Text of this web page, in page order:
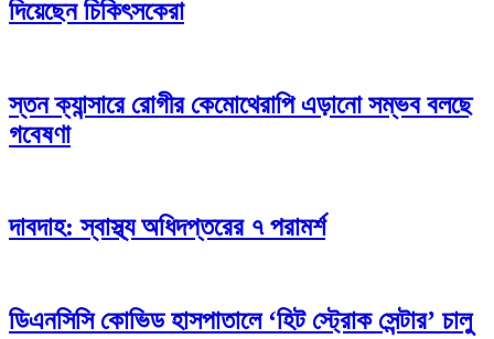
দিয়েছেন চিকিৎসকেরা
স্তন ক্যান্সারে রোগীর কেমোথেরাপি এড়ানো সম্ভব বলছে
গবেষণা
দাবদাহ: স্বাস্থ্য অধিদপ্তরের ৭ পরামর্শ
ডিএনসিসি কোভিড হাসপাতালে ‘হিট স্ট্রোক সেন্টার’ চালু